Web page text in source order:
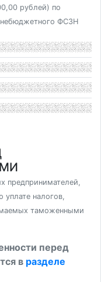
рублей) по
ФСЗН
предпринимателей,
уплате налогов,
таможенными
перед
в разделе